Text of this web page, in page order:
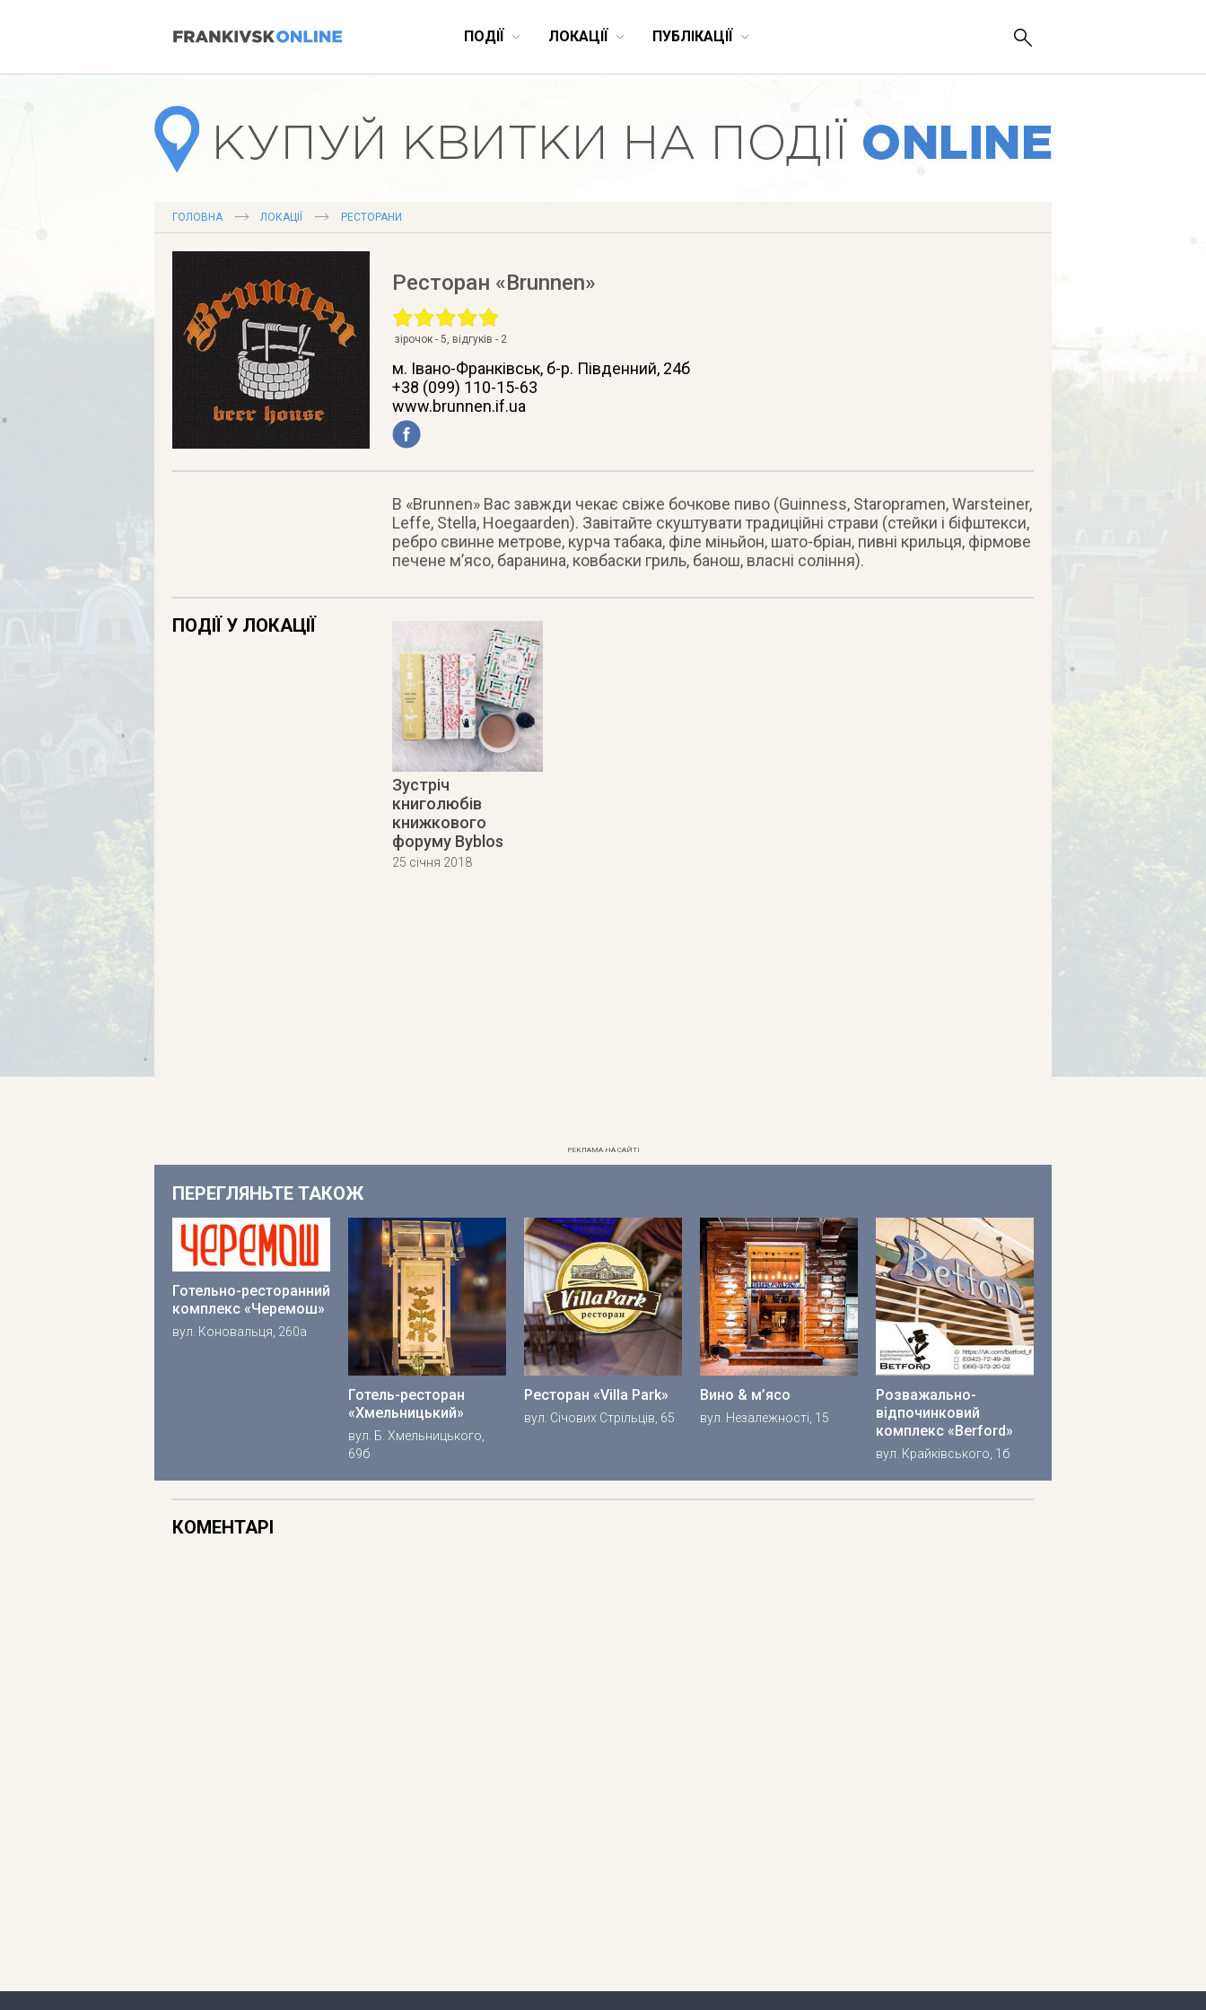
ПОДІЇ ЛОКАЦІЇ ПУБЛІКАЦІЇ
ГОЛОВНА ЛОКАЦІЇ РЕСТОРАНИ
Ресторан «Brunnen»
зірочок - 5, відгуків - 2
м. Івано-Франківськ, б-р. Південний, 24б
+38 (099) 110-15-63
www.brunnen.if.ua
В «Brunnen» Вас завжди чекає свіже бочкове пиво (Guinness, Staropramen, Warsteiner,
Leffe, Stella, Hoegaarden). Завітайте скуштувати традиційні страви (стейки і біфштекси,
ребро свинне метрове, курча табака, філе міньйон, шато-бріан, пивні крильця, фірмове
печене м’ясо, баранина, ковбаски гриль, банош, власні соління).
ПОДІЇ У ЛОКАЦІЇ
Зустріч
книголюбів
книжкового
форуму Byblos
25 січня 2018
РЕКЛАМА НА САЙТІ
ПЕРЕГЛЯНЬТЕ ТАКОЖ
Готельно-ресторанний
комплекс «Черемош»
вул. Коновальця, 260а
Готель-ресторан
«Хмельницький»
вул. Б. Хмельницького,
69б
Ресторан «Villa Park»
вул. Січових Стрільців, 65
Вино & м’ясо
вул. Незалежності, 15
Розважально-
відпочинковий
комплекс «Berford»
вул. Крайківського, 1б
КОМЕНТАРІ